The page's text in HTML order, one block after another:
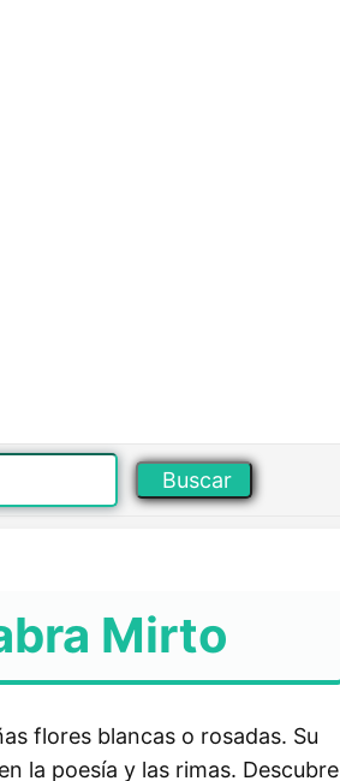
Buscar
Mirto
flores blancas o rosadas. Su
la poesía y las rimas. Descubre